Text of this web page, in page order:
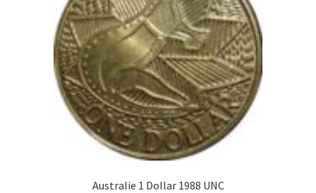
Australie 1 Dollar 1988 UNC